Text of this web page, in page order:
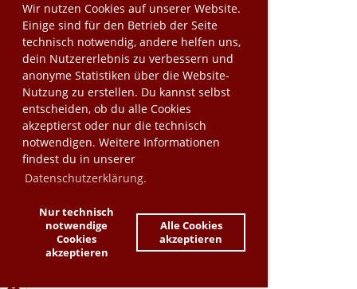
Wir nutzen Cookies auf unserer Website.
Einige sind für den Betrieb der Seite
technisch notwendig, andere helfen uns,
dein Nutzererlebnis zu verbessern und
anonyme Statistiken über die Website-
Nutzung zu erstellen. Du kannst selbst
entscheiden, ob du alle Cookies
akzeptierst oder nur die technisch
notwendigen. Weitere Informationen
findest du in unserer
Datenschutzerklärung.
Nur technisch
notwendige
Cookies
akzeptieren
Alle Cookies
akzeptieren